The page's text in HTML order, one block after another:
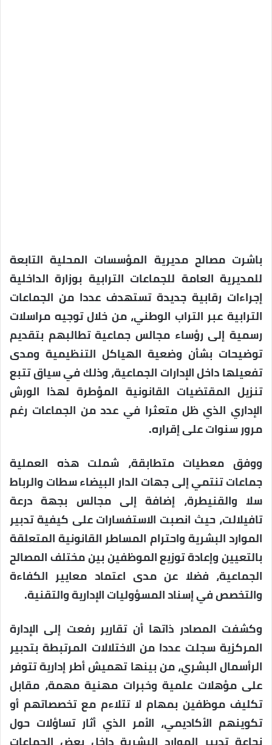
باشرت مصالح مديرية المؤسسات المحلية التابعة
للمديرية العامة للجماعات الترابية بوزارة الداخلية
إجراءات رقابية جديدة تستهدف عددا من الجماعات
الترابية عبر التراب الوطني، من خلال توجيه مراسلات
رسمية إلى رؤساء مجالس جماعية تطالبهم بتقديم
توضيحات بشأن وضعية الهياكل التنظيمية ومدى
تفعيلها داخل الإدارات الجماعية، وذلك في سياق تتبع
تنزيل المقتضيات القانونية المؤطرة لهذا الورش
الإداري الذي ظل متعثرا في عدد من الجماعات رغم
مرور سنوات على إقراره.
ووفق معطيات متطابقة، شملت هذه العملية
جماعات تنتمي إلى جهات الدار البيضاء سطات والرباط
سلا والقنيطرة، إضافة إلى مجالس بجهة درعة
تافيلالت، حيث انصبت الاستفسارات على كيفية تدبير
الموارد البشرية واحترام المساطر القانونية المتعلقة
بالتعيين وإعادة توزيع الموظفين بين مختلف المصالح
الجماعية، فضلا عن مدى اعتماد معايير الكفاءة
والتخصص في إسناد المسؤوليات الإدارية والتقنية.
وكشفت المصادر ذاتها أن تقارير رفعت إلى الإدارة
المركزية سجلت عددا من الاختلالات المرتبطة بتدبير
الرأسمال البشري، من بينها تهميش أطر إدارية تتوفر
على مؤهلات علمية وخبرات مهنية مهمة، مقابل
تكليف موظفين بمهام لا تتلاءم مع تخصصاتهم أو
تكوينهم الأكاديمي، الأمر الذي أثار تساؤلات حول